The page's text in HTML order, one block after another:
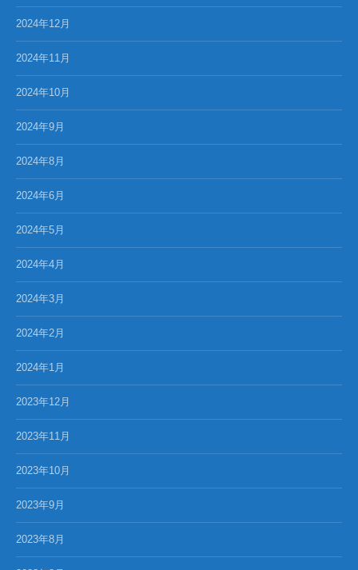
2024年12月
2024年11月
2024年10月
2024年9月
2024年8月
2024年6月
2024年5月
2024年4月
2024年3月
2024年2月
2024年1月
2023年12月
2023年11月
2023年10月
2023年9月
2023年8月